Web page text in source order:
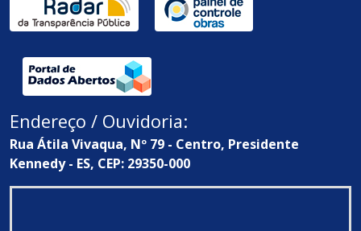
Endereço / Ouvidoria:
Rua Átila Vivaqua, Nº 79 - Centro, Presidente
Kennedy - ES, CEP: 29350-000